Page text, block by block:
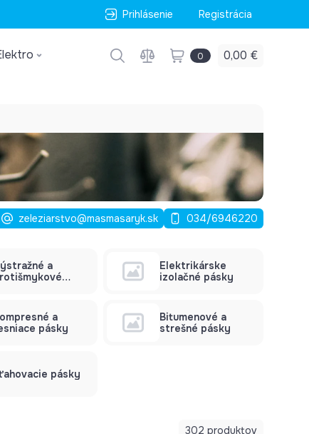
Prihlásenie Registrácia
0 0,00 €
zeleziarstvo@masmasaryk.sk 034/6946220
a
Elektrikárske
izolačné pásky
a
pásky
Bitumenové a
strešné pásky
pásky
302 produktov